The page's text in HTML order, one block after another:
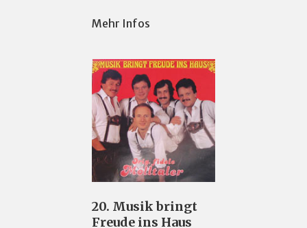
Mehr Infos
20. Musik bringt
Freude ins Haus